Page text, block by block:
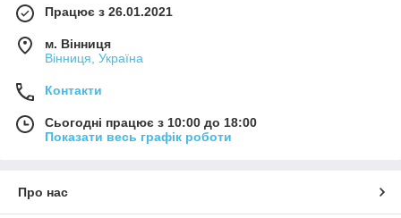
Працює з 26.01.2021
м. Вінниця
Вінниця, Україна
Контакти
Сьогодні працює з 10:00 до 18:00
Показати весь графік роботи
Про нас